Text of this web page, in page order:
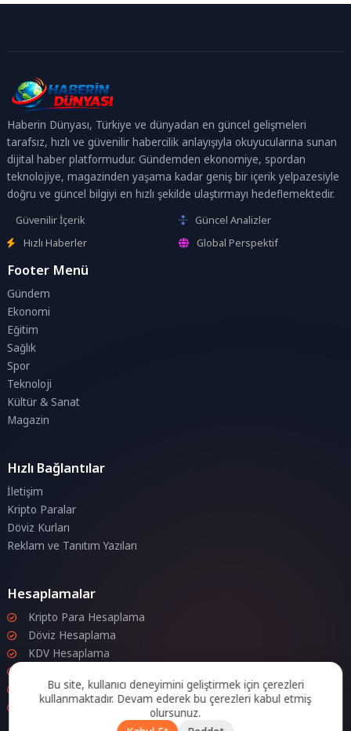
Haberin Dünyası, Türkiye ve dünyadan en güncel gelişmeleri
tarafsız, hızlı ve güvenilir habercilik anlayışıyla okuyucularına sunan
dijital haber platformudur. Gündemden ekonomiye, spordan
teknolojiye, magazinden yaşama kadar geniş bir içerik yelpazesiyle
doğru ve güncel bilgiyi en hızlı şekilde ulaştırmayı hedeflemektedir.
Güvenilir İçerik
Güncel Analizler
Hızlı Haberler
Global Perspektif
Footer Menü
Gündem
Ekonomi
Eğitim
Sağlık
Spor
Teknoloji
Kültür & Sanat
Magazin
Hızlı Bağlantılar
İletişim
Kripto Paralar
Döviz Kurları
Reklam ve Tanıtım Yazıları
Hesaplamalar
Kripto Para Hesaplama
Döviz Hesaplama
KDV Hesaplama
Zam Hesaplama
Bileşik Hesaplama
Bu site, kullanıcı deneyimini geliştirmek için çerezleri
kullanmaktadır. Devam ederek bu çerezleri kabul etmiş
olursunuz.